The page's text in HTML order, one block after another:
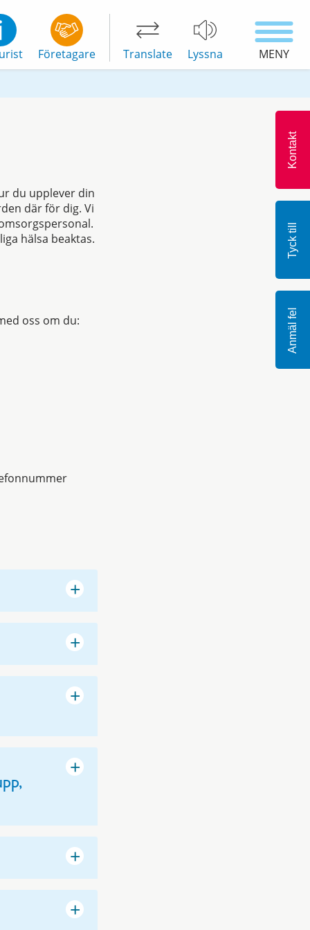
Företagare Translate Lyssna MENY
Kontakt
Tyck till
Anmäl fel
du upplever din
där för dig. Vi
hälsa beaktas.
oss om du:
+
+
+
+
+
+